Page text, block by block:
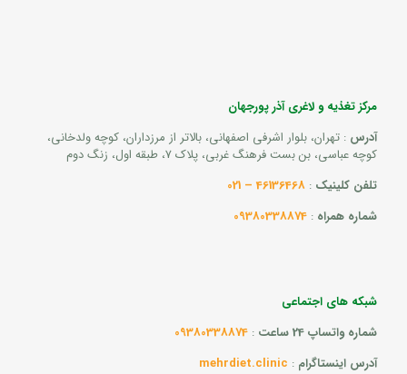
مرکز تغذیه و لاغری آذر پورجهان
آدرس : تهران، بلوار اشرفی اصفهانی، بالاتر از مرزداران، کوچه ولدخانی،
کوچه عباسی، بن بست فرهنگ غربی، پلاک 7، طبقه اول، زنگ دوم
تلفن کلینیک :
46136468 – 021
شماره همراه :
09380338874
شبکه های اجتماعی
شماره واتساپ 24 ساعت
:
09380338874
آدرس اینستاگرام :
mehrdiet.clinic